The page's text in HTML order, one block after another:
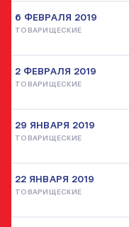
6 ФЕВРАЛЯ 2019
ТОВАРИЩЕСКИЕ
2 ФЕВРАЛЯ 2019
ТОВАРИЩЕСКИЕ
29 ЯНВАРЯ 2019
ТОВАРИЩЕСКИЕ
22 ЯНВАРЯ 2019
ТОВАРИЩЕСКИЕ